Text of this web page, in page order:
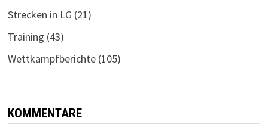
Strecken in LG (21)
Training (43)
Wettkampfberichte(105)
KOMMENTARE